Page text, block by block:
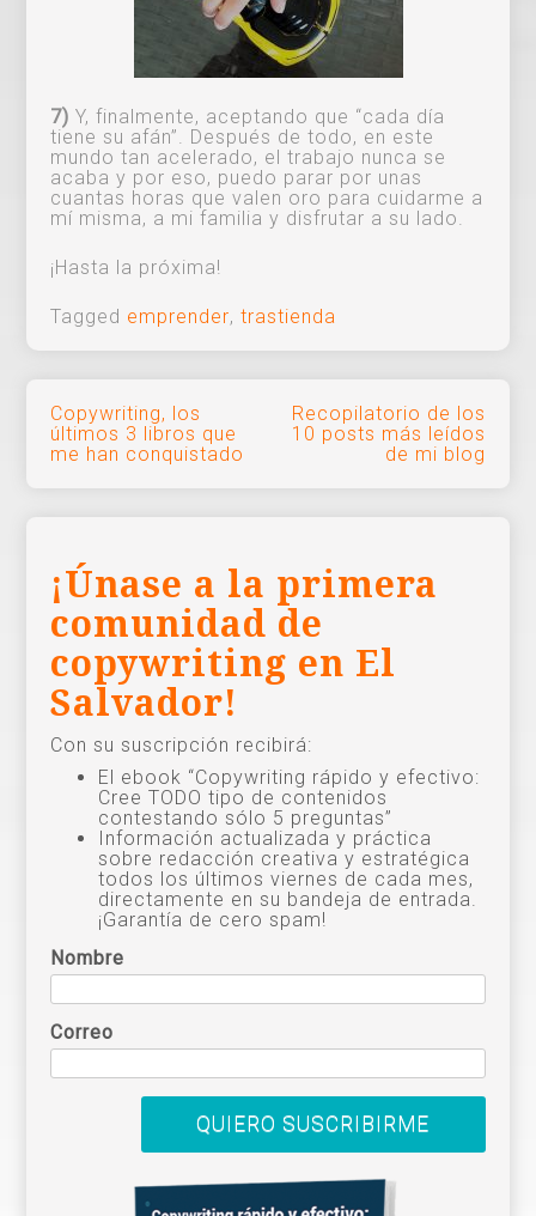
7) Y, finalmente, aceptando que “cada día
tiene su afán”. Después de todo, en este
mundo tan acelerado, el trabajo nunca se
acaba y por eso, puedo parar por unas
cuantas horas que valen oro para cuidarme a
mí misma, a mi familia y disfrutar a su lado.
¡Hasta la próxima!
Tagged emprender,trastienda
Navegación
de
Copywriting, los
últimos 3 libros que
me han conquistado
Recopilatorio de los
10 posts más leídos
de mi blog
¡Únase a la primera
comunidad de
copywriting en El
Salvador!
Con su suscripción recibirá:
El ebook “Copywriting rápido y efectivo:
Cree TODO tipo de contenidos
contestando sólo 5 preguntas”
Información actualizada y práctica
sobre redacción creativa y estratégica
todos los últimos viernes de cada mes,
directamente en su bandeja de entrada.
¡Garantía de cero spam!
Nombre
Correo